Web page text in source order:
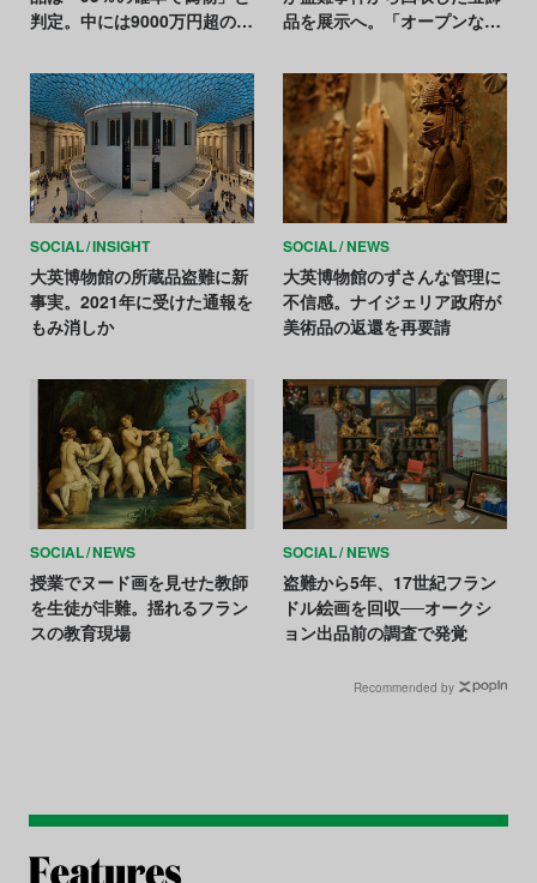
判定。中には9000万円超の
品を展示へ。「オープンな組
SOCIAL INSIGHT
大英博物館の所蔵品盗難に新
事実。2021年に受けた通報を
もみ消しか
SOCIAL NEWS
大英博物館のずさんな管理に
不信感。ナイジェリア政府が
美術品の返還を再要請
SOCIAL NEWS
授業でヌード画を見せた教師
を生徒が非難。揺れるフラン
スの教育現場
SOCIAL NEWS
盗難から5年、17世紀フラン
ドル絵画を回収──オークシ
ョン出品前の調査で発覚
Recommended by